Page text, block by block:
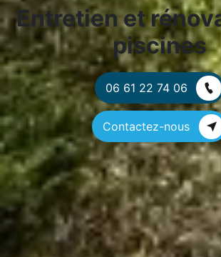
Entretien et
piscines
06 61 22 74 06
Contactez-nous